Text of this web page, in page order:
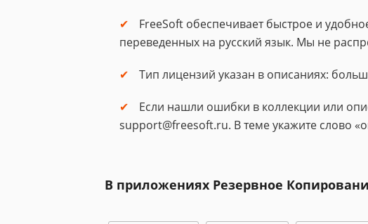
FreeSoft обеспечивает быстрое и
переведенных на русский язык. Мы не
Тип лицензий указан в описаниях:
Если нашли ошибки в коллекции или
support@freesoft.ru. В теме укажите слово
В приложениях Резервное